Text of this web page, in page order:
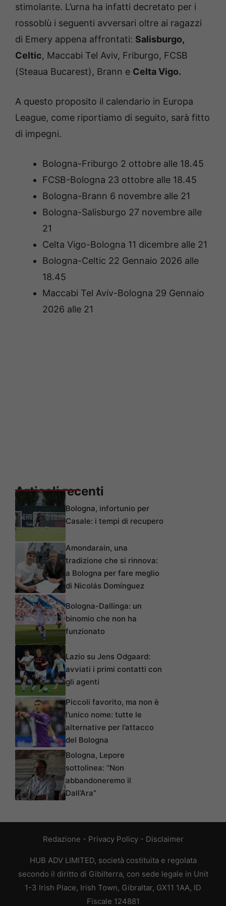
stimolante. L’urna ha infatti decretato per i
rossoblù i seguenti avversari oltre ai ragazzi
di Emery appena affrontati: Salisburgo,
Celtic, Maccabi Tel Aviv, Friburgo, FCSB
(Steaua Bucarest), Brann e Celta Vigo.
A questo proposito il calendario in Europa
League, come riportiamo di seguito, sarà fitto
di impegni.
Bologna-Friburgo 2 ottobre alle 18.45
FCSB-Bologna 23 ottobre alle 18.45
Bologna-Brann 6 novembre alle 21
Bologna-Salisburgo 27 novembre alle
21
Celta Vigo-Bologna 11 dicembre alle 21
Bologna-Celtic 22 Gennaio 2026 alle
18.45
Maccabi Tel Aviv-Bologna 29 Gennaio
2026 alle 21
Articoli recenti
Bologna, infortunio per
Casale: i tempi di recupero
Amondarain, una
tradizione che si rinnova:
a Bologna per fare meglio
di Nicolás Domínguez
Bologna-Dallinga: un
binomio che non ha
funzionato
Lazio su Jens Odgaard:
avviati i primi contatti con
gli agenti
Piccoli favorito, ma non è
l’unico nome: tutte le
alternative per l’attacco
del Bologna
Bologna, Lepore
sottolinea: “Non
abbandoneremo il
Dall’Ara”
Redazione - Privacy Policy- Disclaimer
HUB ADV LIMITED, società costituita e regolata
secondo il diritto di Gibilterra, con sede legale in Unit
1-3 Irish Place, Irish Town, Gibraltar, GX11 1AA, ID
Fiscale 124881